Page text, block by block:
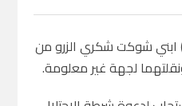
الاحتلال فجر الخميس، الشقيقين محمد (45 عامًا) وحمدي (32 عامًا) ابني شوكت شكري الزرو من
لجهة غير معلومة.